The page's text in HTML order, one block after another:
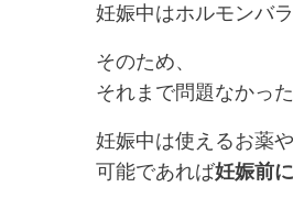
妊娠中はホルモンバ
そのため、
それまで問題なかっ
妊娠中は使えるお薬
可能であれば妊娠前